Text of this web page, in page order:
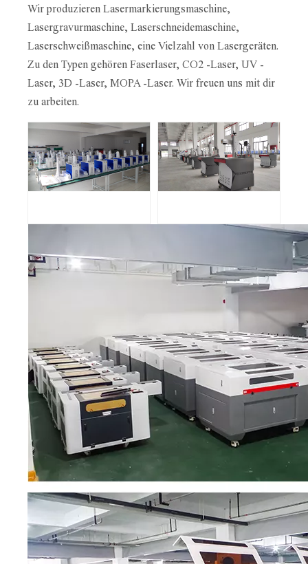
Wir produzieren Lasermarkierungsmaschine,
Lasergravurmaschine, Laserschneidemaschine,
Laserschweißmaschine, eine Vielzahl von Lasergeräten.
Zu den Typen gehören Faserlaser, CO2 -Laser, UV -
Laser, 3D -Laser, MOPA -Laser. Wir freuen uns mit dir
zu arbeiten.